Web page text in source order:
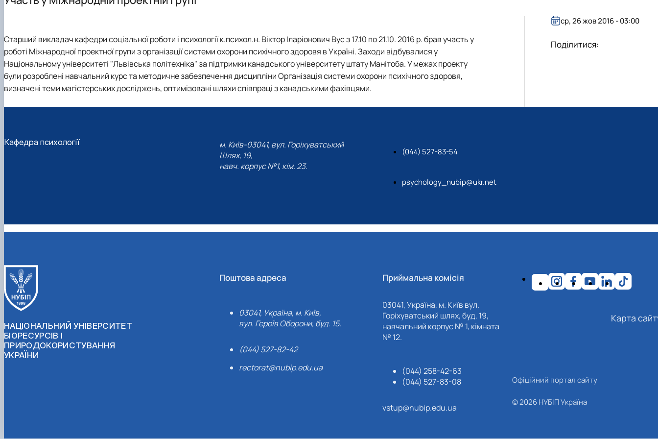
План розвитку кафедри та співпраця
Курсові роботи
Практична підготовка
Школа практичної психології "School of Practical Psychology"
Акредитація
Науковий гурток-студія "Психологія сучасної особистості"
С 4 Психологія (аспірантура)
Переваги навчання в НУБіП України
Наші контакти
Старший викладач кафедри соціальної роботи і психології к.психол.н. Віктор Іларіонович Вус з 17.10 по 21.10. 2016 р. брав участь у
роботі Міжнародної проектної групи з організації системи охорони психічного здоровя в Україні. Заходи відбувалися у
Національному університеті "Львівська політехніка" за підтримки канадського університету штату Манітоба. У межах проекту
були розроблені навчальний курс та методичне забезпечення дисципліни Організація системи охорони психічного здоровя,
визначені теми магістерських досліджень, оптимізовані шляхи співпраці з канадськими фахівцями.
ср, 26 жов 2016 - 03:00
Поділитися:
Кафедра психології
м. Київ-03041, вул. Горіхуватський
Шлях, 19,
навч. корпус №1, кім. 23.
(044) 527-83-54
psychology_nubip@ukr.net
НАЦІОНАЛЬНИЙ УНІВЕРСИТЕТ
БІОРЕСУРСІВ І
ПРИРОДОКОРИСТУВАННЯ
УКРАЇНИ
Поштова адреса
03041, Україна, м. Київ,
вул. Героїв Оборони, буд. 15.
(044) 527-82-42
rectorat@nubip.edu.ua
Приймальна комісія
03041, Україна, м. Київ вул.
Горіхуватський шлях, буд. 19,
навчальний корпус № 1, кімната
№ 12.
(044) 258-42-63
(044) 527-83-08
vstup@nubip.edu.ua
Карта
Офіційний портал сайту
© 2026 НУБІП Україна